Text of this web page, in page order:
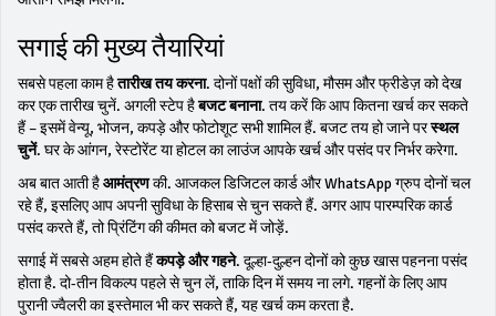
सगाई की मुख्य तैयारियां
सबसे पहला काम हैतारीख तय करना. दोनों पक्षों की सुविधा, मौसम और फ्रीडेज़ को देख
कर एक तारीख चुनें. अगली स्टेप हैबजट बनाना. तय करें कि आप कितना खर्च कर सकते
हैं – इसमें वेन्यू, भोजन, कपड़े और फोटोशूट सभी शामिल हैं. बजट तय हो जाने परस्थल
चुनें. घर के आंगन, रेस्टोरेंट या होटल का लाउंज आपके खर्च और पसंद पर निर्भर करेगा.
अब बात आती हैआमंत्रणकी. आजकल डिजिटल कार्ड और WhatsApp ग्रुप दोनों चल
रहे हैं, इसलिए आप अपनी सुविधा के हिसाब से चुन सकते हैं. अगर आप पारम्परिक कार्ड
पसंद करते हैं, तो प्रिंटिंग की कीमत को बजट में जोड़ें.
सगाई में सबसे अहम होते हैंकपड़े और गहने. दूल्हा‑दुल्हन दोनों को कुछ खास पहनना पसंद
होता है. दो-तीन विकल्प पहले से चुन लें, ताकि दिन में समय ना लगे. गहनों के लिए आप
पुरानी ज्वैलरी का इस्तेमाल भी कर सकते हैं, यह खर्च कम करता है.